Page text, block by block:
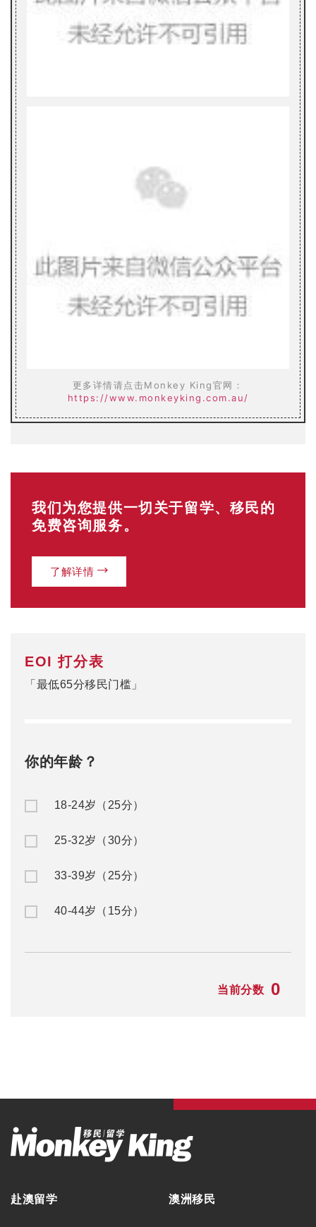
更多详情请点击Monkey King官网：
https://www.monkeyking.com.au/
我们为您提供一切关于留学、移民的
免费咨询服务。
了解详情
EOI 打分表
「最低65分移民门槛」
你的年龄？
18-24岁（25分）
25-32岁（30分）
33-39岁（25分）
40-44岁（15分）
当前分数 0
赴澳留学 澳洲移民